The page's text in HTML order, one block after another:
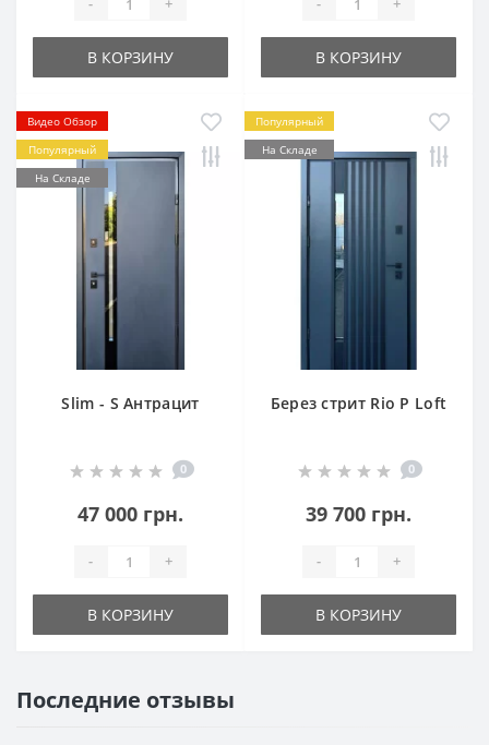
В КОРЗИНУ В КОРЗИНУ
Видео Обзор
Популярный
На Складе
Slim - S Антрацит
0
47 000 грн.
- +
В КОРЗИНУ
Популярный
На Складе
Берез стрит Rio P Loft
0
39 700 грн.
- +
В КОРЗИНУ
Последние отзывы